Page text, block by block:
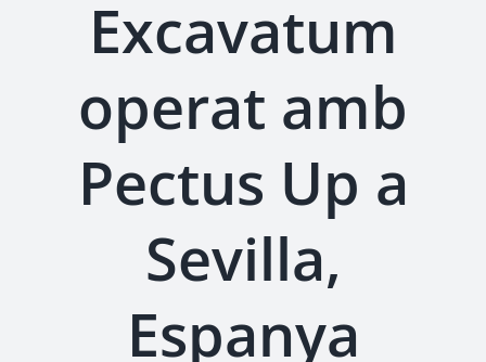
Excavatum
operat amb
Pectus Up a
Sevilla,
Espanya